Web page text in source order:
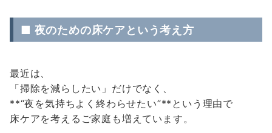
■ 夜のための床ケアという考え方
最近は、
「掃除を減らしたい」だけでなく、
**“夜を気持ちよく終わらせたい”**という理由で
床ケアを考えるご家庭も増えています。